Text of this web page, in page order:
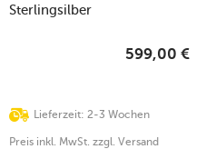
Sterlingsilber
Lieferzeit: 2-3 Wochen
599,00 €
Preis inkl. MwSt. zzgl. Versand